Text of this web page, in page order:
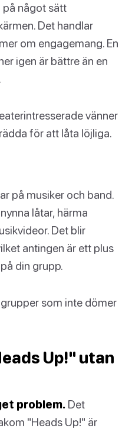
på något sätt
Det handlar
om engagemang. En
igen är bättre än en
vänner
för att låta löjliga.
på musiker och band.
låtar, härma
Det blir
antingen är ett plus
din grupp.
som inte dömer
Up!" utan
problem. Det
"Heads Up!" är